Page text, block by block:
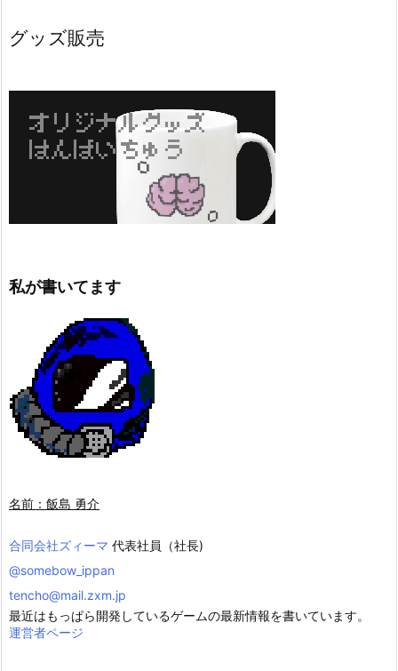
グッズ販売
私が書いてます
名前：飯島 勇介
合同会社ズィーマ 代表社員（社長)
@somebow_ippan
tencho@mail.zxm.jp
最近はもっぱら開発しているゲームの最新情報を書いています。
運営者ページ